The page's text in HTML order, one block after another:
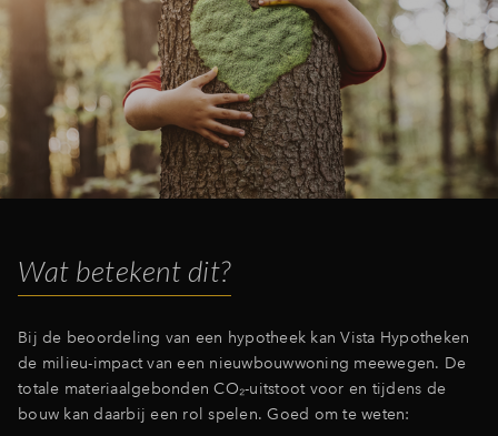
Wat betekent dit?
Bij de beoordeling van een hypotheek kan Vista Hypotheken
de milieu-impact van een nieuwbouwwoning meewegen. De
totale materiaalgebonden CO₂-uitstoot voor en tijdens de
bouw kan daarbij een rol spelen. Goed om te weten: